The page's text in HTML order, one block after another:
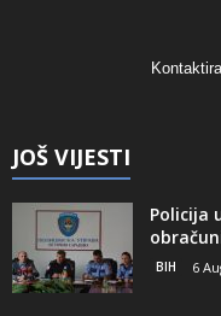
JOŠ VIJESTI
Policija
BIH 6